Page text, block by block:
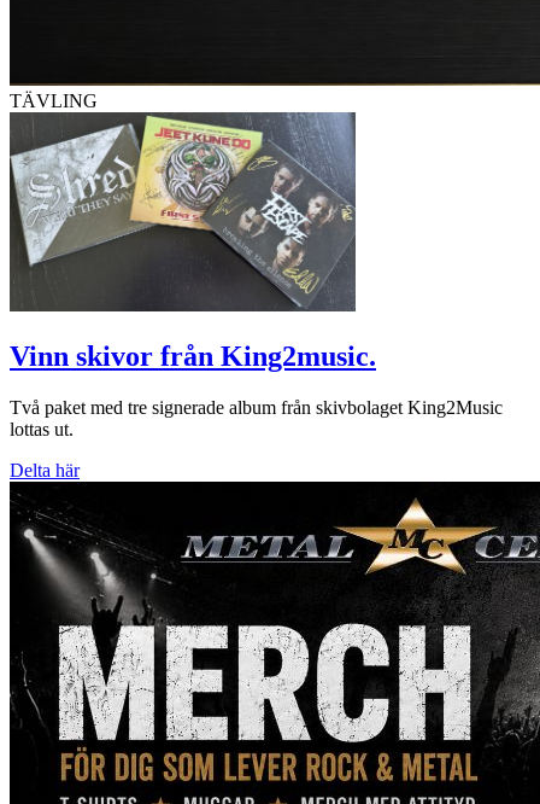
TÄVLING
Vinn skivor från King2music.
Två paket med tre signerade album från skivbolaget King2Music
lottas ut.
Delta här